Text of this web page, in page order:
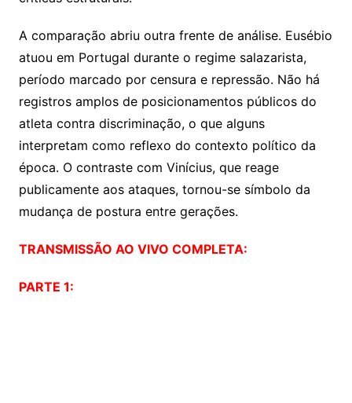
A comparação abriu outra frente de análise. Eusébio
atuou em Portugal durante o regime salazarista,
período marcado por censura e repressão. Não há
registros amplos de posicionamentos públicos do
atleta contra discriminação, o que alguns
interpretam como reflexo do contexto político da
época. O contraste com Vinícius, que reage
publicamente aos ataques, tornou-se símbolo da
mudança de postura entre gerações.
TRANSMISSÃO AO VIVO COMPLETA:
PARTE 1: